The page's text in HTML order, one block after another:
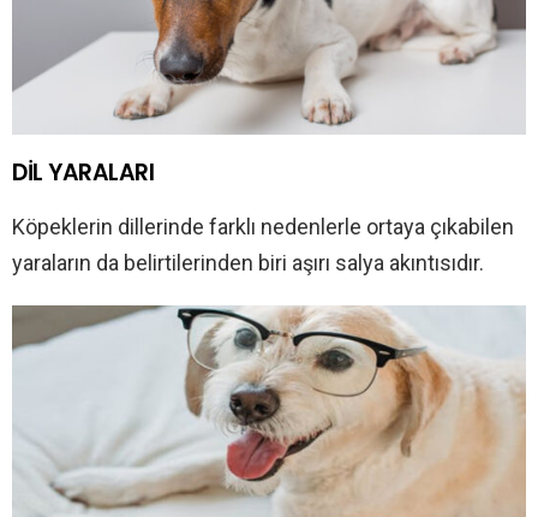
DİL YARALARI
Köpeklerin dillerinde farklı nedenlerle ortaya çıkabilen
yaraların da belirtilerinden biri aşırı salya akıntısıdır.